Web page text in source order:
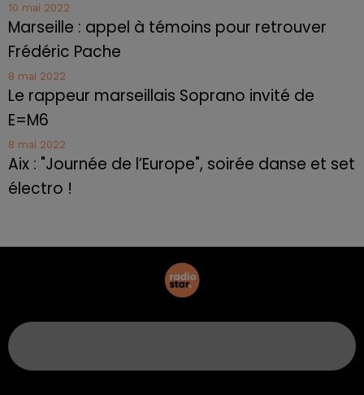
10 mai 2022
Marseille : appel à témoins pour retrouver
Frédéric Pache
8 mai 2022
Le rappeur marseillais Soprano invité de
E=M6
8 mai 2022
Aix : "Journée de l’Europe", soirée danse et set
électro !